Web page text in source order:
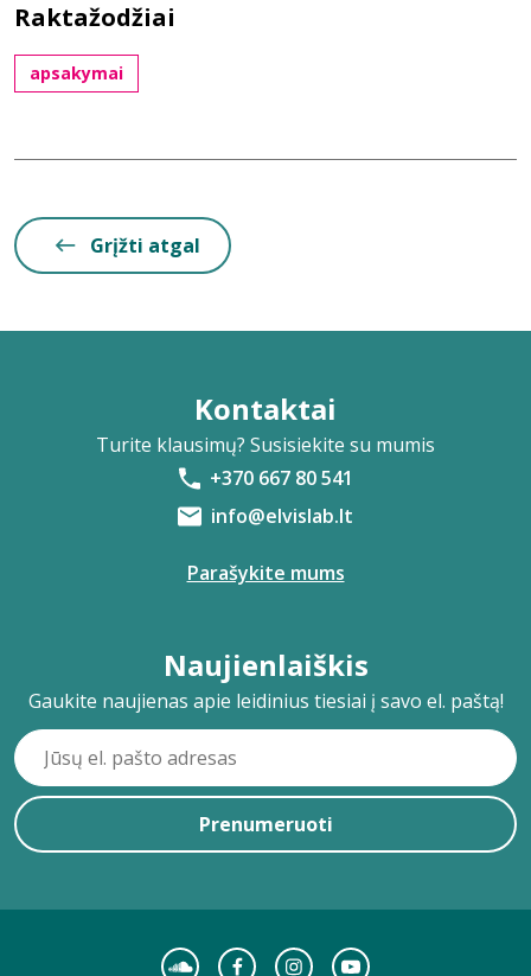
Raktažodžiai
apsakymai
Grįžti atgal
Kontaktai
Turite klausimų? Susisiekite su mumis
+370 667 80 541
info@elvislab.lt
Parašykite mums
Naujienlaiškis
Gaukite naujienas apie leidinius tiesiai į savo el. paštą!
Prenumeruoti